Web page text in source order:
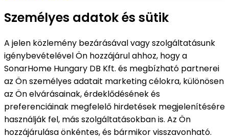
Személyes adatok és sütik
A jelen közlemény bezárásával vagy szolgáltatásunk
igénybevételével Ön hozzájárul ahhoz, hogy a
SonarHome Hungary DB Kft. és megbízható partnerei
az Ön személyes adatait marketing célokra, különösen
az Ön elvárásainak, érdeklődésének és
preferenciáinak megfelelő hirdetések megjelenítésére
használják fel, más szolgáltatásokban is. Az Ön
hozzájárulása önkéntes, és bármikor visszavonható.